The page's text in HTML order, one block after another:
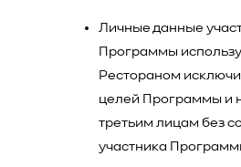
Личные данные
Программы
Рестораном
целей Программы и
третьим лицам без
участника